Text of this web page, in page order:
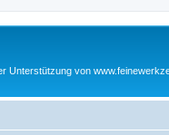
Unterstützung von